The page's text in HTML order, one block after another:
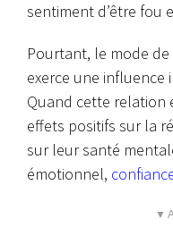
sentiment d’être fou
Pourtant, le mode de
exerce une
Quand cette relation
effets positifs sur la
sur leur santé
émotionnel,
▼